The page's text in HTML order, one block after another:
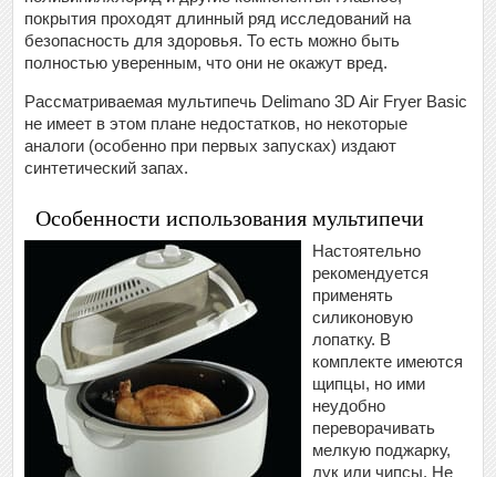
покрытия проходят длинный ряд исследований на
безопасность для здоровья. То есть можно быть
полностью уверенным, что они не окажут вред.
Рассматриваемая мультипечь Delimano 3D Air Fryer Basic
не имеет в этом плане недостатков, но некоторые
аналоги (особенно при первых запусках) издают
синтетический запах.
Особенности использования мультипечи
Настоятельно
рекомендуется
применять
силиконовую
лопатку. В
комплекте имеются
щипцы, но ими
неудобно
переворачивать
мелкую поджарку,
лук или чипсы. Не